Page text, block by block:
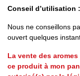
Conseil d’utilisation :
Nous ne conseillons
ouvert quelques
La vente des
ce produit à mon